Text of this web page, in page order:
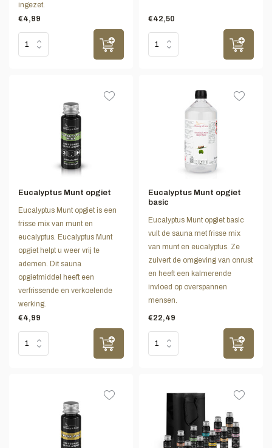
ingezet.
€4,99
€42,50
Eucalyptus Munt opgiet
Eucalyptus Munt opgiet is een
frisse mix van munt en
eucalyptus. Eucalyptus Munt
opgiet helpt u weer vrij te
ademen. Dit sauna
opgietmiddel heeft een
verfrissende en verkoelende
werking.
€4,99
Eucalyptus Munt opgiet
basic
Eucalyptus Munt opgiet basic
vult de sauna met frisse mix
van munt en eucalyptus. Ze
zuivert de omgeving van onrust
en heeft een kalmerende
invloed op overspannen
mensen.
€22,49